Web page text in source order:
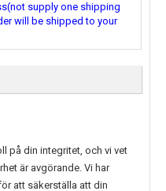
supply one shipping
will be shipped to your
på din integritet, och vi vet
är avgörande. Vi har
att säkerställa att din